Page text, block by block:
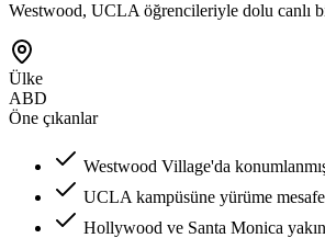
Westwood, UCLA öğrencileriyle dolu canlı
Ülke
ABD
Öne çıkanlar
Westwood Village'da
UCLA kampüsüne yürüme
Hollywood ve Santa Monica yakın